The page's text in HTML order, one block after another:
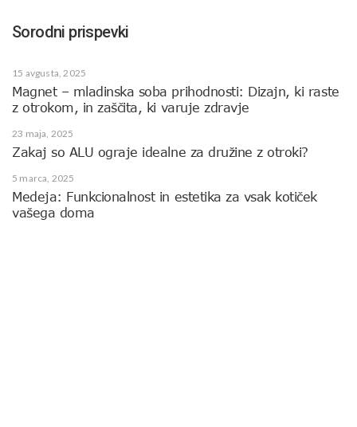
Sorodni prispevki
15 avgusta, 2025
Magnet – mladinska soba prihodnosti: Dizajn, ki raste
z otrokom, in zaščita, ki varuje zdravje
23 maja, 2025
Zakaj so ALU ograje idealne za družine z otroki?
5 marca, 2025
Medeja: Funkcionalnost in estetika za vsak kotiček
vašega doma